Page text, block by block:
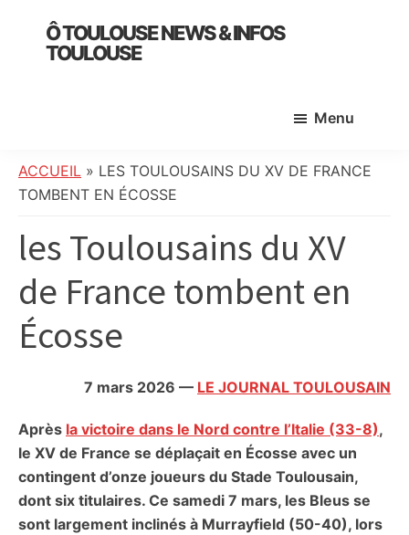
primary
Ô TOULOUSE NEWS & INFOS
TOULOUSE
:
info
société,
culture,
politique,
faits
citoyennes
Menu
ACCUEIL » LES TOULOUSAINS DU XV DE FRANCE
TOMBENT EN ÉCOSSE
les Toulousains du XV
de France tombent en
Écosse
7 mars 2026 — LE JOURNAL TOULOUSAIN
Après la victoire dans le Nord contre l’Italie (33-8),
le XV de France se déplaçait en Écosse avec un
contingent d’onze joueurs du Stade Toulousain,
dont six titulaires. Ce samedi 7 mars, les Bleus se
sont largement inclinés à Murrayfield (50-40), lors